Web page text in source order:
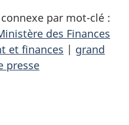
par mot-clé :
des Finances
et finances | grand
presse